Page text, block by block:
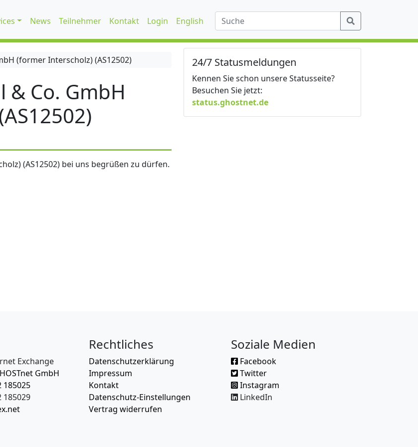
News Teilnehmer Kontakt Login English
(former Interscholz) (AS12502)
Co. GmbH
(AS12502) bei uns begrüßen zu dürfen.
24/7 Statusmeldungen
Kennen Sie schon unsere Statusseite?
Besuchen Sie jetzt:
status.ghostnet.de
Exchange
GmbH
185025
185029
Rechtliches
Datenschutzerklärung
Impressum
Kontakt
Datenschutz-Einstellungen
Vertrag widerrufen
Soziale Medien
Facebook
Twitter
Instagram
LinkedIn